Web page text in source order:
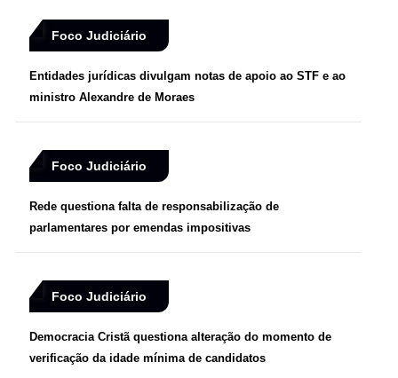
Foco Judiciário
Entidades jurídicas divulgam notas de apoio ao STF e ao
ministro Alexandre de Moraes
Foco Judiciário
Rede questiona falta de responsabilização de
parlamentares por emendas impositivas
Foco Judiciário
Democracia Cristã questiona alteração do momento de
verificação da idade mínima de candidatos